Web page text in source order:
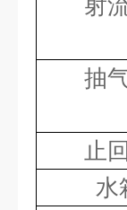
射
抽
止
水